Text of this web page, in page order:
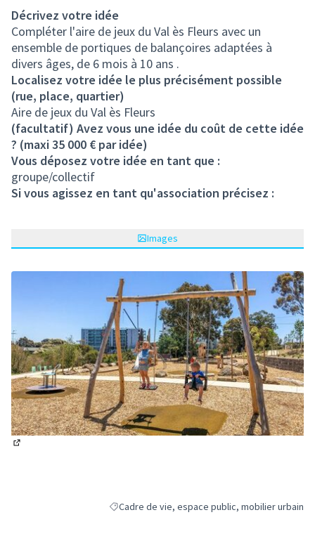
Décrivez votre idée
Compléter l'aire de jeux du Val ès Fleurs avec un
ensemble de portiques de balançoires adaptées à
divers âges, de 6 mois à 10 ans .
Localisez votre idée le plus précisément possible
(rue, place, quartier)
Aire de jeux du Val ès Fleurs
(facultatif) Avez vous une idée du coût de cette idée
? (maxi 35 000 € par idée)
Vous déposez votre idée en tant que :
groupe/collectif
Si vous agissez en tant qu'association précisez :
Images
Filtrer les résultats de la catégorie : Cadre de
Cadre de vie, espace public, mobilier urbain